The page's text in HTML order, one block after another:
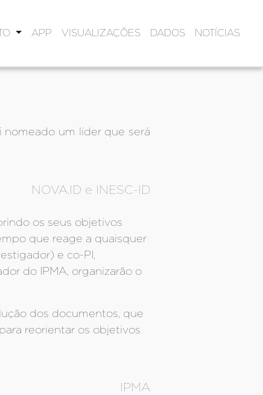
APP VISUALIZAÇÕES DADOS NOTÍCIAS
um líder que será
NOVA.ID e INESC-ID
os seus objetivos
que reage a quaisquer
e co-PI,
do IPMA, organizarão o
dos documentos, que
reorientar os objetivos
IPMA